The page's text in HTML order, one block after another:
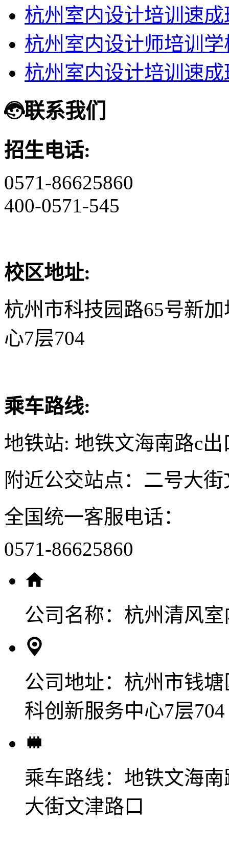
杭州室内设计培训速成
杭州室内设计师培训
杭州室内设计培训速成
联系我们
招生电话:
0571-86625860
400-0571-545
校区地址:
杭州市科技园路65号新
心7层704
乘车路线:
地铁站: 地铁文海南路c出
附近公交站点：二号大
全国统一客服电话：
0571-86625860
公司名称： 杭州清风
公司地址： 杭州市钱
科创新服务中心7层704
乘车路线： 地铁文海
大街文津路口